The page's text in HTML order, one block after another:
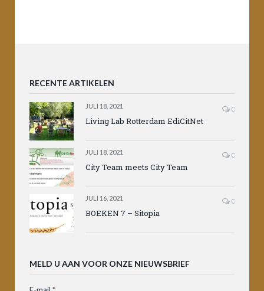
RECENTE ARTIKELEN
JULI 18, 2021 0
Living Lab Rotterdam EdiCitNet
JULI 18, 2021 0
City Team meets City Team
JULI 16, 2021 0
BOEKEN 7 – Sitopia
MELD U AAN VOOR ONZE NIEUWSBRIEF